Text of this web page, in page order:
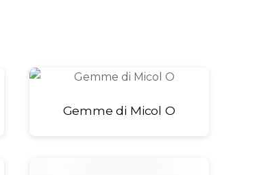
Gemme di Micol O